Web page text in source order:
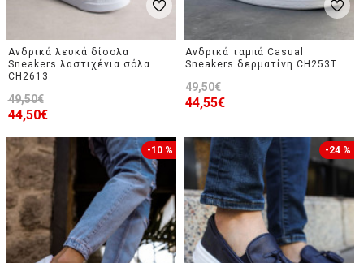
Ανδρικά λευκά δίσολα
Sneakers λαστιχένια σόλα
CH2613
44,50€
49,50€
Ανδρικά ταμπά Casual
Sneakers δερματίνη CH253T
44,55€
49,50€
-10 % -24 %